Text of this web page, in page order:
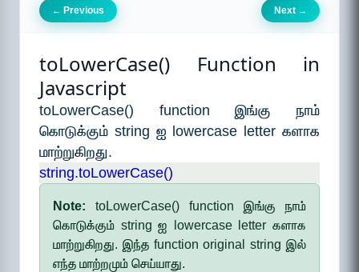
← Previous Next →
toLowerCase() Function in
Javascript
toLowerCase() function இங்கு நாம்
கொடுக்கும் string ஐ lowercase letter களாக
மாற்றுகிறது.
string.toLowerCase()
Note: toLowerCase() function இங்கு நாம்
கொடுக்கும் string ஐ lowercase letter களாக
மாற்றுகிறது. இந்த function original string இல்
எந்த மாற்றமும் செய்யாது.